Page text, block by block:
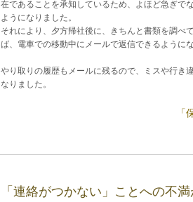
在であることを承知しているため、よほど急ぎで
ようになりました。
それにより、夕方帰社後に、きちんと書類を調べ
ば、電車での移動中にメールで返信できるようにな
やり取りの履歴もメールに残るので、ミスや行き
なりました。
「
「連絡がつかない」ことへの不